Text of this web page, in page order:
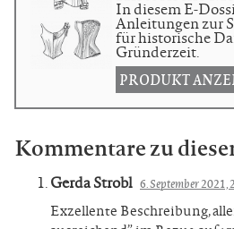
In diesem E-
Anleitungen zur
für historische
Gründerzeit.
PRODUKT
Kommentare zu
Gerda Strobl 6. September 2021,
Exzellente Beschreibung,